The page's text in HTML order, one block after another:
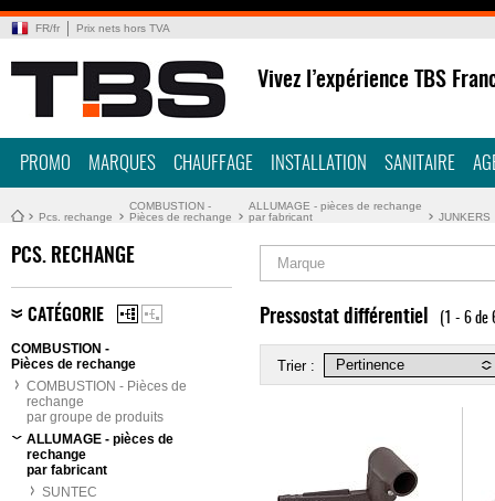
FR/fr Prix nets hors TVA
Vivez l’expérience TBS
PROMO MARQUES CHAUFFAGE INSTALLATION SANITAIRE
Pcs. rechange
COMBUSTION -
Pièces de rechange
ALLUMAGE - pièces de rechange
par fabricant
JUNKERS
PCS. RECHANGE
CATÉGORIE
COMBUSTION -
Pièces de rechange
COMBUSTION - Pièces de
rechange
par groupe de produits
ALLUMAGE - pièces de
rechange
par fabricant
SUNTEC
Marque
Pressostat différentiel (1 - 6 de
Trier :